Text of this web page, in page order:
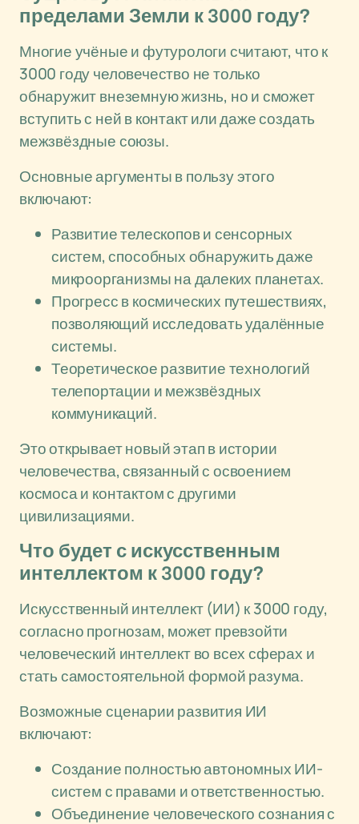
пределами Земли к 3000 году?
Многие учёные и футурологи считают, что к
3000 году человечество не только
обнаружит внеземную жизнь, но и сможет
вступить с ней в контакт или даже создать
межзвёздные союзы.
Основные аргументы в пользу этого
включают:
Развитие телескопов и сенсорных
систем, способных обнаружить даже
микроорганизмы на далеких планетах.
Прогресс в космических путешествиях,
позволяющий исследовать удалённые
системы.
Теоретическое развитие технологий
телепортации и межзвёздных
коммуникаций.
Это открывает новый этап в истории
человечества, связанный с освоением
космоса и контактом с другими
цивилизациями.
Что будет с искусственным
интеллектом к 3000 году?
Искусственный интеллект (ИИ) к 3000 году,
согласно прогнозам, может превзойти
человеческий интеллект во всех сферах и
стать самостоятельной формой разума.
Возможные сценарии развития ИИ
включают:
Создание полностью автономных ИИ-
систем с правами и ответственностью.
Объединение человеческого сознания с